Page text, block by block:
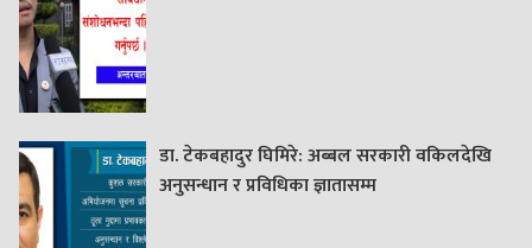
डा. टेकबहादुर घिमिरे: अब्बल सरकारी वकिलदेखि
अनुसन्धान र प्रविधिका ज्ञातासम्म